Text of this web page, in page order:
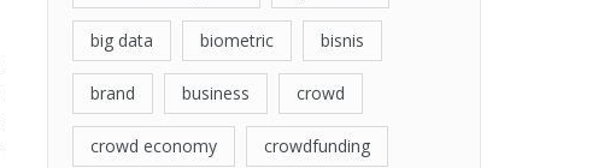
big data biometric bisnis
brand business crowd
crowd economy crowdfunding